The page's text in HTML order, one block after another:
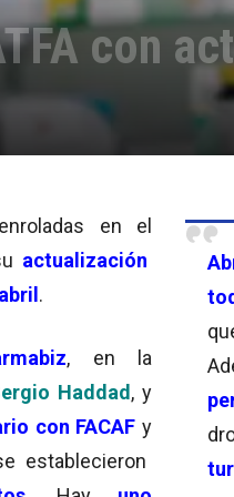
con
en el
actualización
.
, en la
Haddad, y
con FACAF y
establecieron